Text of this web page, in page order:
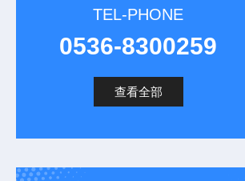
TEL-PHONE
0536-8300259
查看全部